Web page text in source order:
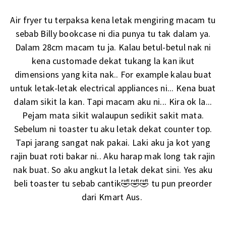
Air fryer tu terpaksa kena letak mengiring macam tu
sebab Billy bookcase ni dia punya tu tak dalam ya.
Dalam 28cm macam tu ja. Kalau betul-betul nak ni
kena customade dekat tukang la kan ikut
dimensions yang kita nak.. For example kalau buat
untuk letak-letak electrical appliances ni... Kena buat
dalam sikit la kan. Tapi macam aku ni... Kira ok la...
Pejam mata sikit walaupun sedikit sakit mata.
Sebelum ni toaster tu aku letak dekat counter top.
Tapi jarang sangat nak pakai. Laki aku ja kot yang
rajin buat roti bakar ni.. Aku harap mak long tak rajin
nak buat. So aku angkut la letak dekat sini. Yes aku
beli toaster tu sebab cantik🤣🤣🤣 tu pun preorder
dari Kmart Aus.